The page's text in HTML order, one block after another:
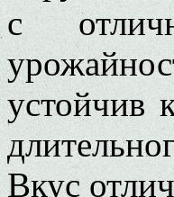
с
устойчив
Вкус